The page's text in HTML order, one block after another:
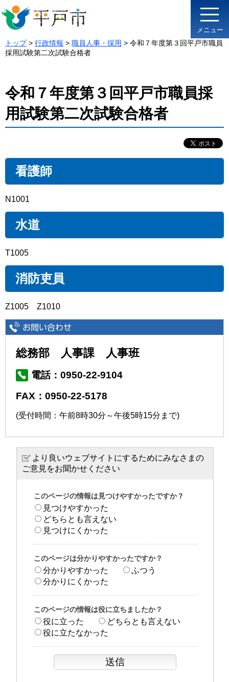
メニュー
トップ> 行政情報 > 職員人事・採用 > 令和７年度第３回平戸市職員
採用試験第二次試験合格者
令和７年度第３回平戸市職員採
用試験第二次試験合格者
看護師
N1001
水道
T1005
消防吏員
Z1005 Z1010
総務部 人事課 人事班
電話：0950-22-9104
FAX：0950-22-5178
(受付時間：午前8時30分～午後5時15分まで)
より良いウェブサイトにするためにみなさまの
ご意見をお聞かせください
このページの情報は見つけやすかったですか？
見つけやすかった
どちらとも言えない
見つけにくかった
このページは分かりやすかったですか？
分かりやすかった
ふつう
分かりにくかった
このページの情報は役に立ちましたか？
役に立った
どちらとも言えない
役に立たなかった